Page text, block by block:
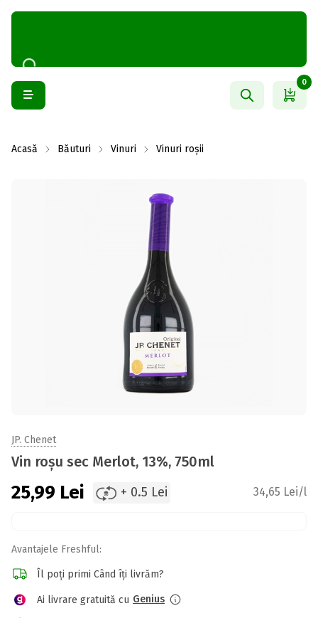
0
Acasă Băuturi Vinuri Vinuri roșii
JP. Chenet
Vin roșu sec Merlot, 13%, 750ml
25,99 Lei + 0.5 Lei 34,65 Lei/l
Avantajele Freshful:
Îl poți primi Când îți livrăm?
Ai livrare gratuită cu Genius